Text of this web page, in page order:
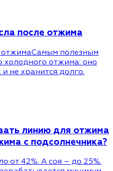
после отжима
отжимаСамым полезным
холодного отжима: оно
не хранится долго.
линию для отжима
с подсолнечника?
от 42%. А соя – до 25%.